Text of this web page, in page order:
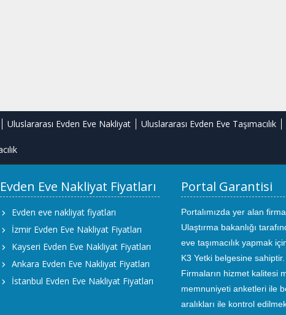
Uluslararası Evden Eve Nakliyat Uluslararası Evden Eve Taşımacılık
Evden Eve Nakliyat Fiyatları
Evden eve nakliyat fiyatları
İzmir Evden Eve Nakliyat Fiyatları
Kayseri Evden Eve Nakliyat Fiyatları
Ankara Evden Eve Nakliyat Fiyatları
İstanbul Evden Eve Nakliyat Fiyatları
Portal Garantisi
Portalımızda yer alan
Ulaştırma bakanlığı
eve taşımacılık yapmak
K3 Yetki belgesine sahiptir.
Firmaların hizmet kalitesi
memnuniyeti anketleri ile
aralıkları ile kontrol